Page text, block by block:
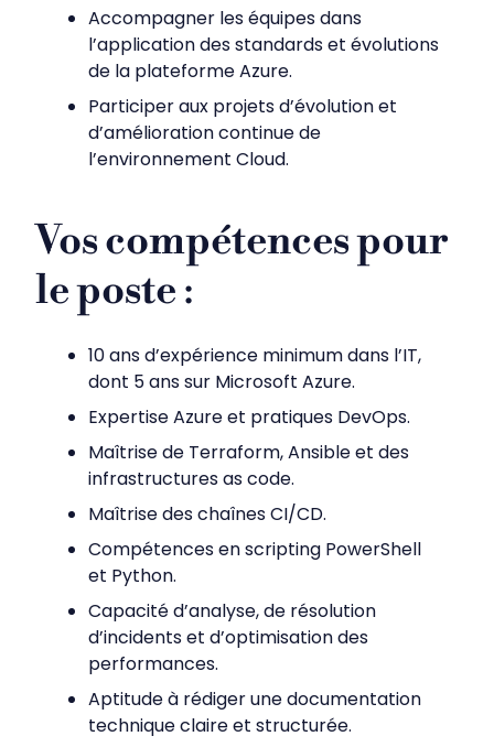
Accompagner les équipes dans
l’application des standards et évolutions
de la plateforme Azure.
Participer aux projets d’évolution et
d’amélioration continue de
l’environnement Cloud.
Vos compétences pour
le poste :
10 ans d’expérience minimum dans l’IT,
dont 5 ans sur Microsoft Azure.
Expertise Azure et pratiques DevOps.
Maîtrise de Terraform, Ansible et des
infrastructures as code.
Maîtrise des chaînes CI/CD.
Compétences en scripting PowerShell
et Python.
Capacité d’analyse, de résolution
d’incidents et d’optimisation des
performances.
Aptitude à rédiger une documentation
technique claire et structurée.